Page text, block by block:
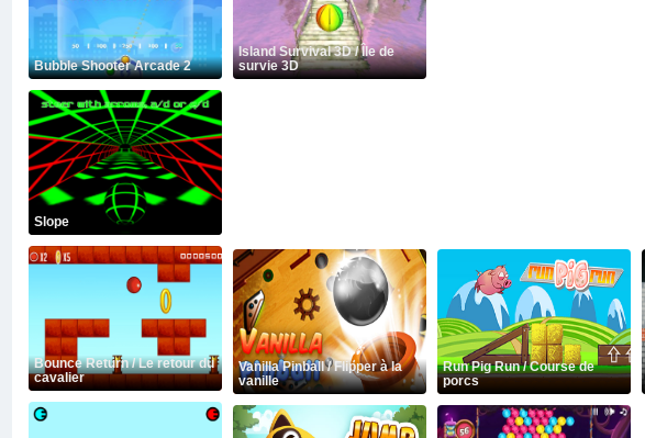
Bubble Shooter Arcade 2
Slope
Bounce Return / Le retour du
cavalier
Island Survival 3D / Île de
survie 3D
Vanilla Pinball / Flipper à la
vanille
Run Pig Run / Course de
porcs